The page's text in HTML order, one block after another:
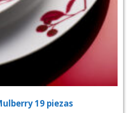
19 piezas